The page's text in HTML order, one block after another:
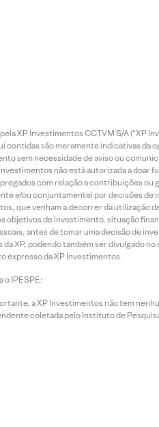
XP Investimentos CCTVM S/A (“XP
contidas são meramente indicativas da
sem necessidade de aviso ou
não está autorizada a
com relação a contribuições ou
e/ou conjuntamente) por decisões de
que venham a decorrer da utilização
objetivos de investimento, situação
antes de tomar uma decisão de
XP, podendo também ser divulgado
expresso da XP Investimentos.
o IPESPE:
a XP Investimentos não tem
coletada pelo Instituto de